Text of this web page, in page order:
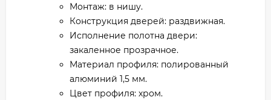
Монтаж: в нишу.
Конструкция дверей: раздвижная.
Исполнение полотна двери:
закаленное прозрачное.
Материал профиля: полированный
алюминий 1,5 мм.
Цвет профиля: хром.